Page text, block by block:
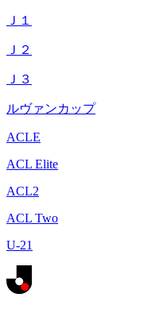
Ｊ１
Ｊ２
Ｊ３
ルヴァンカップ
ACLE
ACL Elite
ACL2
ACL Two
U-21